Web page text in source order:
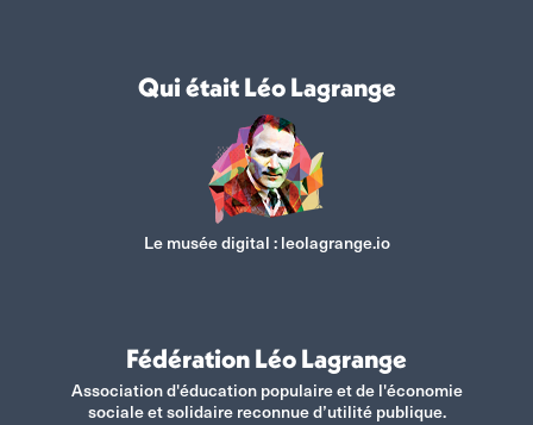
Qui était Léo Lagrange
Le musée digital :leolagrange.io
Fédération Léo Lagrange
Association d'éducation populaire et de l'économie
sociale et solidaire reconnue d’utilité publique.